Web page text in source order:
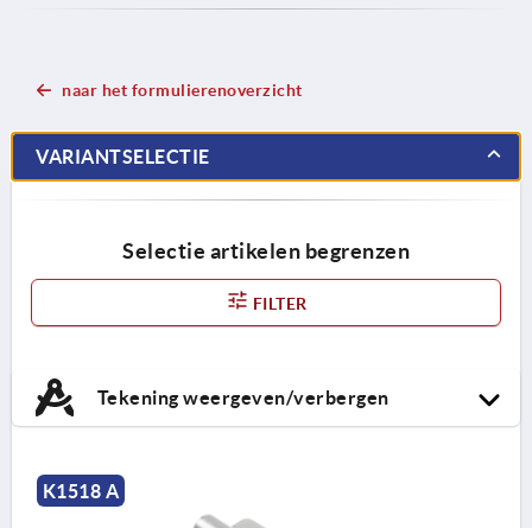
naar het formulierenoverzicht
VARIANTSELECTIE
Selectie artikelen begrenzen
FILTER
Tekening weergeven/verbergen
K1518 A